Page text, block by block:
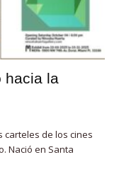
hacia la
carteles de los cines
Nació en Santa